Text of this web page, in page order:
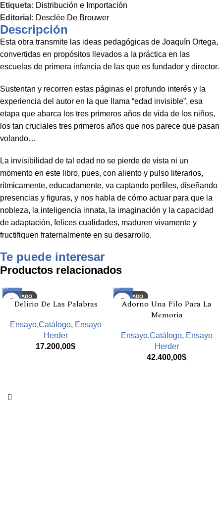
Etiqueta: Distribución e Importación
Editorial: Desclée De Brouwer
Descripción
Esta obra transmite las ideas pedagógicas de Joaquín Ortega,
convertidas en propósitos llevados a la práctica en las
escuelas de primera infancia de las que es fundador y director.
Sustentan y recorren estas páginas el profundo interés y la
experiencia del autor en la que llama “edad invisible”, esa
etapa que abarca los tres primeros años de vida de los niños,
los tan cruciales tres primeros años que nos parece que pasan
volando…
La invisibilidad de tal edad no se pierde de vista ni un
momento en este libro, pues, con aliento y pulso literarios,
rítmicamente, educadamente, va captando perfiles, diseñando
presencias y figuras, y nos habla de cómo actuar para que la
nobleza, la inteligencia innata, la imaginación y la capacidad
de adaptación, felices cualidades, maduren vivamente y
fructifiquen fraternalmente en su desarrollo.
Te puede interesar
Productos relacionados
AGOTADO
Delirio De Las Palabras
Ensayo,Catálogo, Ensayo
Herder
17.200,00$
AGOTADO
Adorno Una Filo Para La
Memoria
Ensayo,Catálogo, Ensayo
Herder
42.400,00$